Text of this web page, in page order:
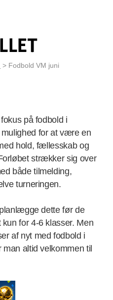
> Fodbold VM juni
på fodbold i
for at være en
hold, fællesskab og
strækker sig over
både tilmelding,
turneringen.
dette før de
for 4-6 klasser. Men
af nyt med fodbold i
altid velkommen til